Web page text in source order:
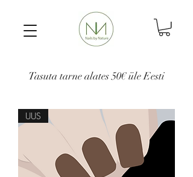
Tasuta tarne alates 50€ üle Eesti
UUS